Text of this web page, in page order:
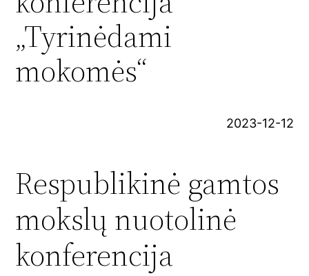
„Tyrinėdami
mokomės“
2023-12-12
Respublikinė gamtos
mokslų nuotolinė
konferencija